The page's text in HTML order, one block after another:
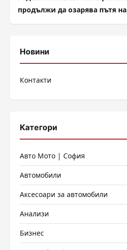
продължи да озарява пътя
Новини
Контакти
Категори
Авто Мото | София
Автомобили
Аксесоари за автомобили
Анализи
Бизнес